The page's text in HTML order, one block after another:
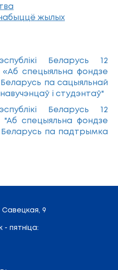
жылых
Беларусь 12
спецыяльна фондзе
Беларусь па сацыяльнай
і студэнтаў"
Беларусь 12
"Аб спецыяльна фондзе
Беларусь па падтрымка
Савецкая, 9
пятніца: